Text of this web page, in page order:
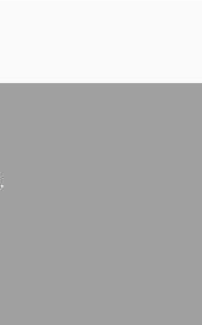
.